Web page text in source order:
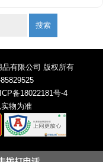
搜索
有限公司 版权所有
备18022181号-4
物为准